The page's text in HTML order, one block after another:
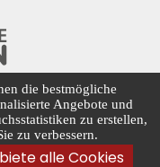
die bestmögliche
Angebote und
zu erstellen,
zu verbessern.
alle Cookies